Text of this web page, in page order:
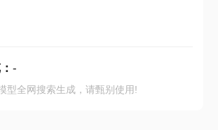
-
型全网搜索生成，请甄别使用!